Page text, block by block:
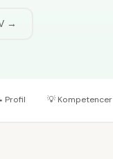
→
Profil 💡 Kompetencer